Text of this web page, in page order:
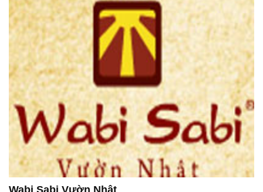
Wabi Sabi Vườn Nhật